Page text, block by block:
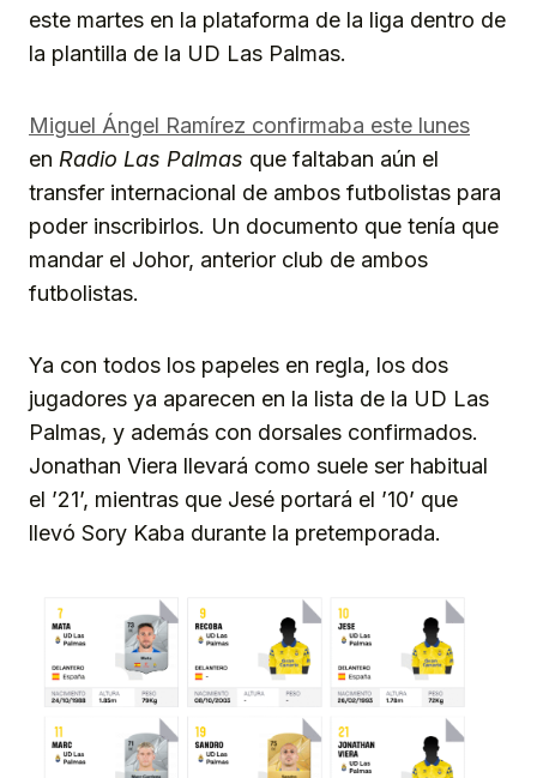
este martes en la plataforma de la liga dentro de
la plantilla de la UD Las Palmas.
Miguel Ángel Ramírez confirmaba este lunes
en Radio Las Palmas que faltaban aún el
transfer internacional de ambos futbolistas para
poder inscribirlos. Un documento que tenía que
mandar el Johor, anterior club de ambos
futbolistas.
Ya con todos los papeles en regla, los dos
jugadores ya aparecen en la lista de la UD Las
Palmas, y además con dorsales confirmados.
Jonathan Viera llevará como suele ser habitual
el ’21’, mientras que Jesé portará el ’10’ que
llevó Sory Kaba durante la pretemporada.